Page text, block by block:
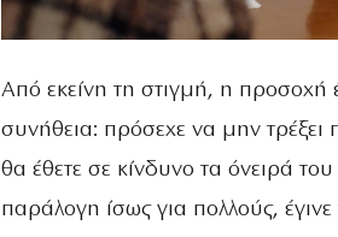
Από εκείνη τη στιγμή, η προσοχή
συνήθεια: πρόσεχε να μην
θα έθετε σε κίνδυνο τα όνειρά
παράλογη ίσως για πολλούς,